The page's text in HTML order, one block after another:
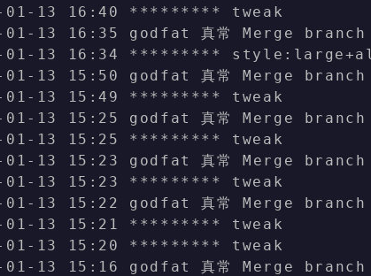
01-13 16:40 ********* tweak
01-13 16:35 godfat 真常 Merge
01-13 16:34 *********
01-13 15:50 godfat 真常 Merge
01-13 15:49 ********* tweak
01-13 15:25 godfat 真常 Merge
01-13 15:25 ********* tweak
01-13 15:23 godfat 真常 Merge
01-13 15:23 ********* tweak
01-13 15:22 godfat 真常 Merge
01-13 15:21 ********* tweak
01-13 15:20 ********* tweak
01-13 15:16 godfat 真常 Merge